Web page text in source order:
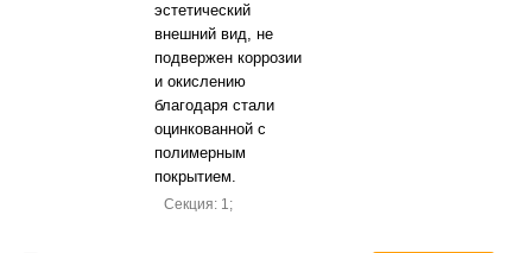
эстетический
внешний вид, не
подвержен коррозии
и окислению
благодаря стали
оцинкованной с
полимерным
покрытием.
Секция: 1;